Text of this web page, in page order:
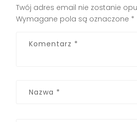
Twój adres email nie zostanie
Wymagane pola są oznaczone *